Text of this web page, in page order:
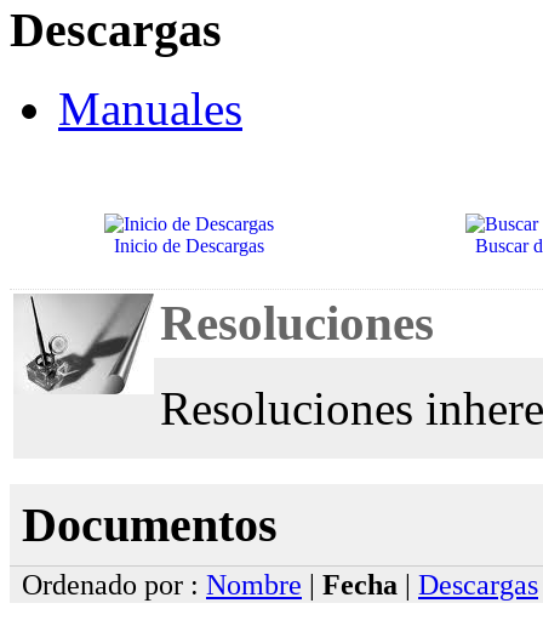
Descargas
Manuales
Inicio de Descargas Buscar
Resoluciones
Resoluciones
Documentos
Ordenado por : Nombre | Fecha | Descargas